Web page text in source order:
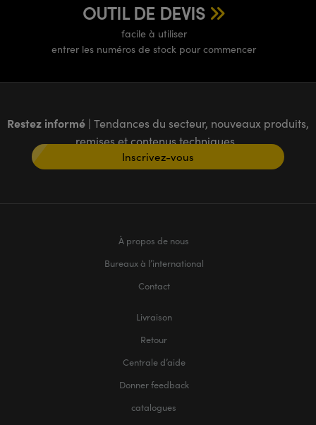
OUTIL DE DEVIS
facile à utiliser
entrer les numéros de stock pour commencer
Restez informé | Tendances du secteur, nouveaux produits,
remises et contenus techniques
Inscrivez-vous
À propos de nous
Bureaux à l’international
Contact
Livraison
Retour
Centrale d’aide
Donner feedback
catalogues